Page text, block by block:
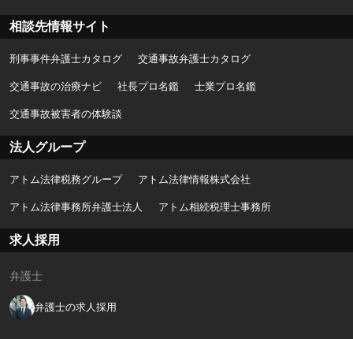
相談先情報サイト
刑事事件弁護士カタログ 交通事故弁護士カタログ
交通事故の治療ナビ 社長プロ名鑑 士業プロ名鑑
交通事故被害者の体験談
法人グループ
アトム法律税務グループ アトム法律情報株式会社
アトム法律事務所弁護士法人 アトム相続税理士事務所
求人採用
弁護士
弁護士の求人採用